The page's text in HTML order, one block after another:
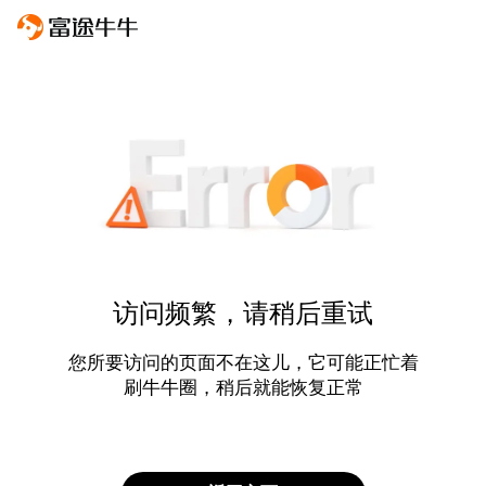
访问频繁，请稍后重试
您所要访问的页面不在这儿，它可能正忙着
刷牛牛圈，稍后就能恢复正常